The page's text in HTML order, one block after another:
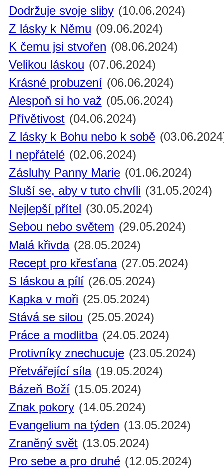
Dodržuje svoje sliby (10.06.2024)
Z lásky k Němu (09.06.2024)
K čemu jsi stvořen (08.06.2024)
Velikou láskou (07.06.2024)
Krásné probuzení (06.06.2024)
Alespoň si ho važ (05.06.2024)
Přívětivost (04.06.2024)
Z lásky k Bohu nebo k sobě
I nepřátelé (02.06.2024)
Zásluhy Panny Marie (01.06.2024)
Sluší se, aby v tuto chvíli (31.05.2024)
Nejlepší přítel (30.05.2024)
Sebou nebo světem (29.05.2024)
Malá křivda (28.05.2024)
Recept pro křesťana (27.05.2024)
S láskou a pílí (26.05.2024)
Kapka v moři (25.05.2024)
Stává se silou (25.05.2024)
Práce a modlitba (24.05.2024)
Protivníky znechucuje (23.05.2024)
Přetvářející síla (19.05.2024)
Bázeň Boží (15.05.2024)
Znak pokory (14.05.2024)
Evangelium na týden (13.05.2024)
Zraněný svět (13.05.2024)
Pro sebe a pro druhé (12.05.2024)